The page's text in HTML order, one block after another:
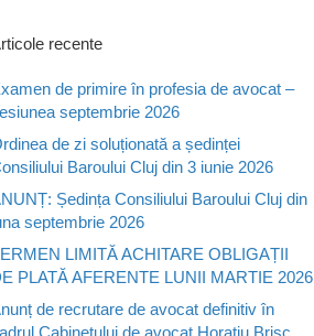
recente
de primire în profesia de avocat –
septembrie 2026
de zi soluționată a ședinței
Baroului Cluj din 3 iunie 2026
Ședința Consiliului Baroului Cluj din
septembrie 2026
LIMITĂ ACHITARE OBLIGAȚII
PLATĂ AFERENTE LUNII MARTIE 2026
de recrutare de avocat definitiv în
Cabinetului de avocat Horațiu Brisc